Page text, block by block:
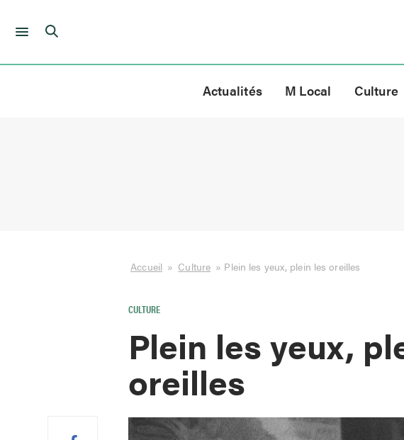
Skip
Actualités M Local Culture
Accueil » Culture » Plein les yeux, plein les oreilles
CULTURE
Plein les yeux,
oreilles